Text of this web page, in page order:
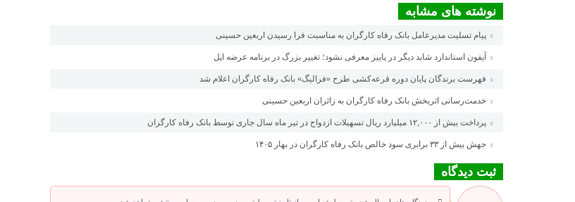
نوشته های مشابه
پیام تسلیت مدیرعامل بانک رفاه کارگران به مناسبت فرا رسیدن اربعین حسینی
آیفون استاندارد شاید دیگر در پاییز معرفی نشود؛ تغییر بزرگ در برنامه عرضه اپل
فهرست برندگان پایان دوره قرعه‌کشی طرح «فرالیگ» بانک رفاه کارگران اعلام شد
خدمت‌رسانی اثربخش بانک رفاه کارگران به زائران اربعین حسینی
پرداخت بیش از ۱۲,۰۰۰ میلیارد ریال تسهیلات ازدواج در تیر ماه سال جاری توسط بانک رفاه کارگران
جهش بیش از ۳۳ برابری سود خالص بانک رفاه کارگران در بهار ۱۴۰۵
ثبت دیدگاه